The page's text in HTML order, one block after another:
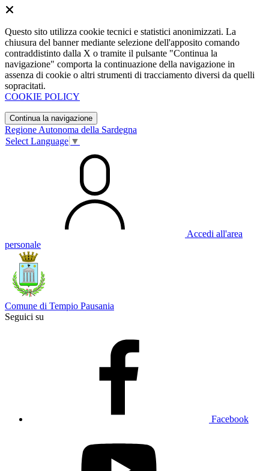
Questo sito utilizza cookie tecnici e statistici anonimizzati. La
chiusura del banner mediante selezione dell'apposito comando
contraddistinto dalla X o tramite il pulsante "Continua la
navigazione" comporta la continuazione della navigazione in
assenza di cookie o altri strumenti di tracciamento diversi da quelli
sopracitati.
COOKIE POLICY
Continua la navigazione
Regione Autonoma della Sardegna
Select Language ▼
Accedi all'area
personale
Comune di Tempio Pausania
Seguici su
Facebook